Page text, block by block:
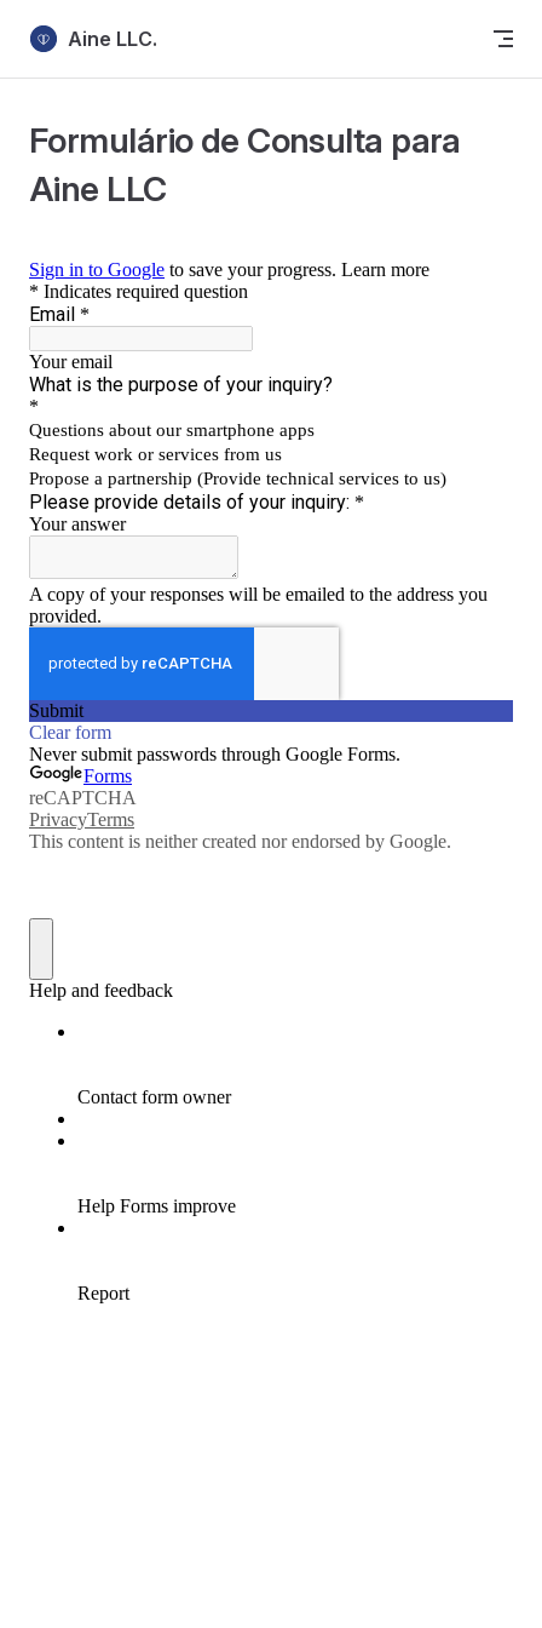
Skip to content
Aine LLC.
Formulário de Consulta para
Aine LLC